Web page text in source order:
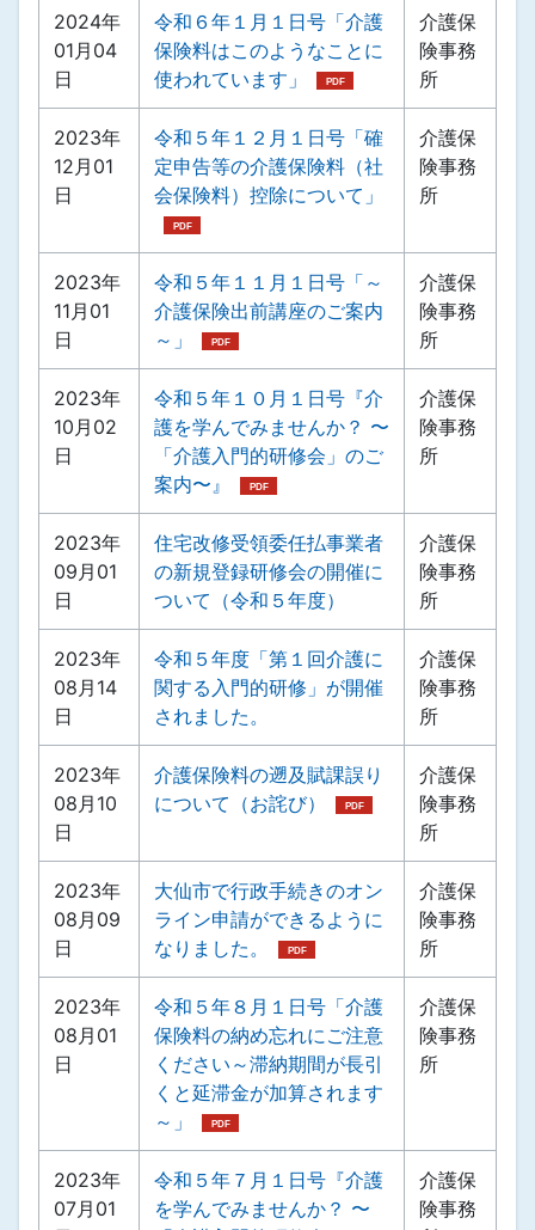
2024年
01月04
日
令和６年１月１日号「介護
保険料はこのようなことに
使われています」
介護保
険事務
所
2023年
12月01
日
令和５年１２月１日号「確
定申告等の介護保険料（社
会保険料）控除について」
介護保
険事務
所
2023年
11月01
日
令和５年１１月１日号「～
介護保険出前講座のご案内
～」
介護保
険事務
所
2023年
10月02
日
令和５年１０月１日号『介
護を学んでみませんか？ 〜
「介護入門的研修会」のご
案内〜』
介護保
険事務
所
2023年
09月01
日
住宅改修受領委任払事業者
の新規登録研修会の開催に
ついて（令和５年度）
介護保
険事務
所
2023年
08月14
日
令和５年度「第１回介護に
関する入門的研修」が開催
されました。
介護保
険事務
所
2023年
08月10
日
介護保険料の遡及賦課誤り
について（お詫び）
介護保
険事務
所
2023年
08月09
日
大仙市で行政手続きのオン
ライン申請ができるように
なりました。
介護保
険事務
所
2023年
08月01
日
令和５年８月１日号「介護
保険料の納め忘れにご注意
ください～滞納期間が長引
くと延滞金が加算されます
～」
介護保
険事務
所
2023年
07月01
令和５年７月１日号『介護
を学んでみませんか？ 〜
介護保
険事務